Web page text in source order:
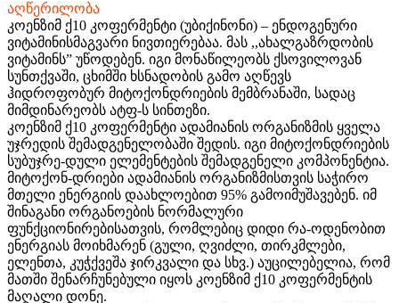
აღწერილობა
კოენზიმ ქ10 კოფერმენტი (უბიქინონი) – ენდოგენური
ვიტამინისმაგვარი ნივთიერებაა. მას ,,ახალგაზრდობის
ვიტამინს” უწოდებენ. იგი მონაწილეობს ქსოვილოვან
სუნთქვაში, ცხიმში ხსნადობის გამო აღწევს
ჰიდროფობურ მიტოქონდრიების მემბრანაში, სადაც
მიმდინარეობს ატფ-ს სინთეზი.
კოენზიმ ქ10 კოფერმენტი ადამიანის ორგანიზმის ყველა
უჯრედის შემადგენელობაში შედის. იგი მიტოქონდრიების
სუბუჯრე-დული ელემენტების შემადგენელი კომპონენტია.
მიტოქონ-დრიები ადამიანის ორგანიზმისთვის საჭირო
მთელი ენერგიის დაახლოებით 95% გამოიმუშავებენ. იმ
შინაგანი ორგანოების ნორმალური
ფუნქციონირებისათვის, რომლებიც დიდი რა-ოდენობით
ენერგიას მოიხმარენ (გული, ღვიძლი, თირკმლები,
ელენთა, კუჭქვეშა ჯირკვალი და სხვ.) აუცილებელია, რომ
მათში შენარჩუნებული იყოს კოენზიმ ქ10 კოფერმენტის
მაღალი დონე.